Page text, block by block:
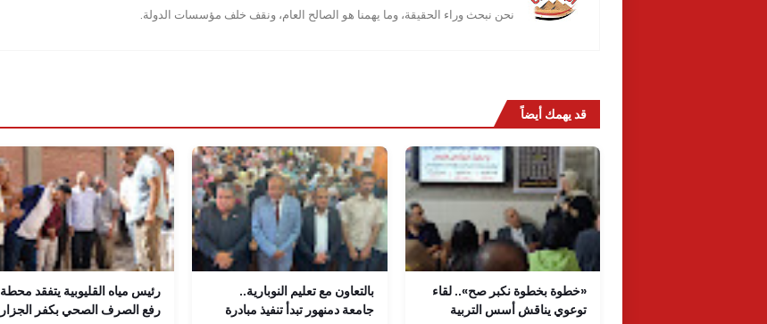
نحن نبحث وراء الحقيقة، وما يهمنا هو الصالح العام، ونقف خلف مؤسسات الدولة.
قد يهمك أيضاً
«خطوة بخطوة نكبر صح».. لقاء
توعوي يناقش أسس التربية
بالتعاون مع تعليم النوبارية..
جامعة دمنهور تبدأ تنفيذ مبادرة
رئيس مياه القليوبية يتفقد محطة
رفع الصرف الصحي بكفر الجزار